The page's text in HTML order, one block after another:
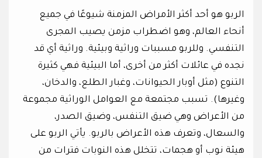
الربو هو أحد أكثر الأمراض المزمنة شيوعًا في جميع
أنحاء العالم، وهو اضطراب مزمن يصيب المجرى
التنفسي. وللربو مسببات وراثية وبيئية. وراثية أي قد
نجده في عائلات أكثر من أخرى، أما البيئية فهي كثيرة
التنوع (مثل أوبار الحيوانات، وغبار الطلع، والدخان،
وغيرها). تسبب مجتمعة مع العوامل الوراثية مجموعة
من الأعراض وهي ضيق التنفس، وضيق الصدر،
والسعال، وتعرف هذه الأعراض بالربو. يأتي الربو على
هيئة نوب أو هجمات، تتخلل هذه النوبات فترات من